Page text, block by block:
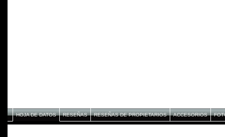
HOJA DE DATOS RESEÑAS RESEÑAS DE PROPIETARIOS ACCESORIOS